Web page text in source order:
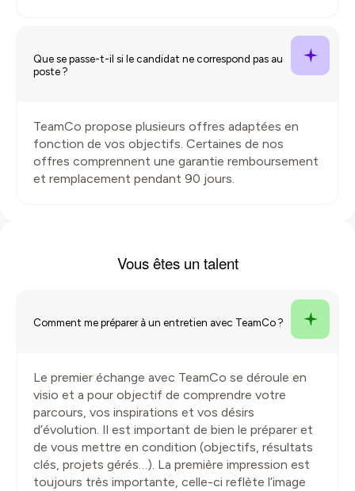
Que se passe-t-il si le candidat ne correspond pas au
poste ?
TeamCo propose plusieurs offres adaptées en
fonction de vos objectifs. Certaines de nos
offres comprennent une garantie remboursement
et remplacement pendant 90 jours.
Vous êtes untalent
Comment me préparer à un entretien avec TeamCo ?
Le premier échange avec TeamCo se déroule en
visio et a pour objectif de comprendre votre
parcours, vos inspirations et vos désirs
d’évolution. Il est important de bien le préparer et
de vous mettre en condition (objectifs, résultats
clés, projets gérés…). La première impression est
toujours très importante, celle-ci reflète l’image